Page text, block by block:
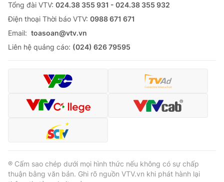
Tư vấn
Chuyên mục khác
Emagazine Podcast
Video Shorts video
VTV Money
VTV Sức khoẻ Bất động sản
Tổng đài VTV: 024.38 355 931 - 024.38 355 932
Ðiện thoại Thời báo VTV: 0988 671 671
Email: toasoan@vtv.vn
Liên hệ quảng cáo: (024) 626 79595
® Cấm sao chép dưới mọi hình thức nếu không có sự chấp
thuận bằng văn bản. Ghi rõ nguồn VTV.vn khi phát hành lại